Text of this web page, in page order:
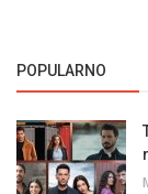
POPULARNO